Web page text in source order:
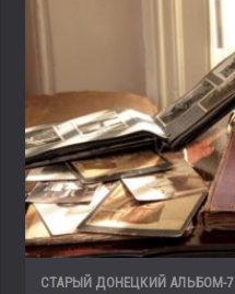
СТАРЫЙ ДОНЕЦКИЙ АЛЬБОМ-7